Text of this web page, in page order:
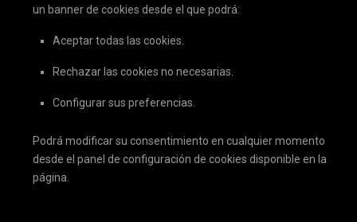
un banner de cookies desde el que podrá:
Aceptar todas las cookies.
Rechazar las cookies no necesarias.
Configurar sus preferencias.
Podrá modificar su consentimiento en cualquier momento
desde el panel de configuración de cookies disponible en la
página.